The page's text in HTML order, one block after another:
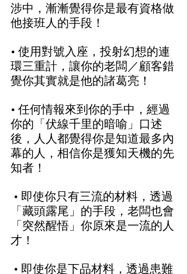
涉中，漸漸覺得你是最有資格做
他接班人的手段！
• 使用對號入座，投射幻想的連
環三重計，讓你的老闆／顧客錯
覺你其實就是他的諸葛亮！
• 任何情報來到你的手中，經過
你的「伏線千里的暗喻」口述
後，人人都覺得你是知道最多內
幕的人，相信你是獲知天機的先
知者！
• 即使你只有三流的材料，透過
「藏頭露尾」的手段，老闆也會
「突然醒悟」你原來是一流的人
才！
• 即使你是下品材料，透過患難